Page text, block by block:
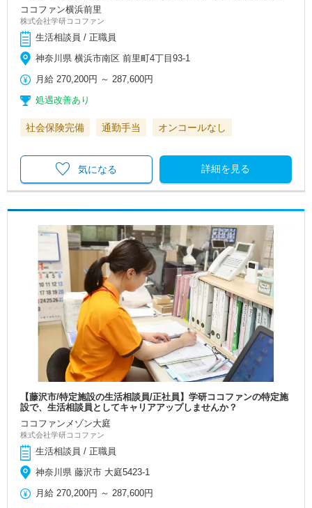
ココファン横浜前里
株式会社学研ココファン
生活相談員 / 正職員
神奈川県 横浜市南区 前里町4丁目93-1
月給 270,200円 ～287,600円
処遇改善あり
社会保険完備 通勤手当 オンコールなし
詳細を見る
気になる
【藤沢市/特定施設の生活相談員/正社員】学研ココファンの特定施
設で、生活相談員としてキャリアアップしませんか？
ココファンメゾン大庭
株式会社学研ココファン
生活相談員 / 正職員
神奈川県 藤沢市 大庭5423-1
月給 270,200円 ～287,600円